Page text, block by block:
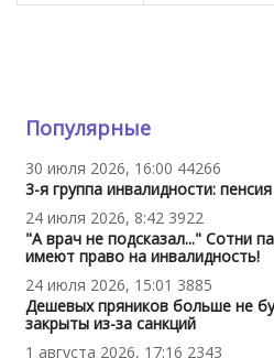
Популярные
30 июля 2026, 16:00 44266
3-я группа инвалидности:
24 июля 2026, 8:42 3922
"А врач не подсказал..." Сотни
имеют право на инвалидность!
24 июля 2026, 15:01 3885
Дешевых пряников больше не
закрыты из-за санкций
1 августа 2026, 17:16 2343